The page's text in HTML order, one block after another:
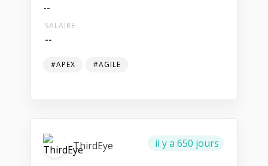
--
SALAIRE
--
#APEX #AGILE
ThirdEye il y a 650 jours